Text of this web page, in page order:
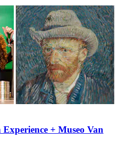
+ Museo Van